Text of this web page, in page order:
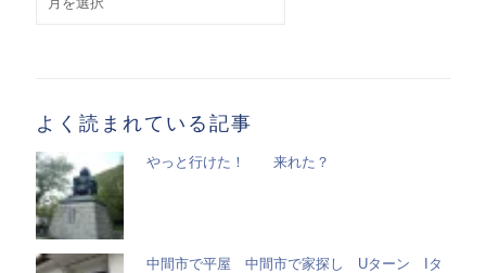
よく読まれている記事
やっと行けた！ 来れた？
中間市で平屋 中間市で家探し Uターン Iタ